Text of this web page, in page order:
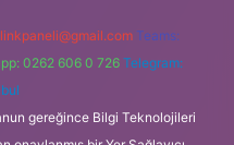
Teams:
0262 606 0 726 Telegram:
gereğince Bilgi Teknolojileri